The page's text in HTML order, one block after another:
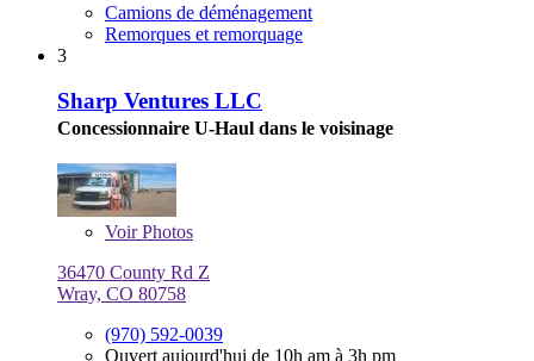
Camions de déménagement
Remorques et remorquage
3
Sharp Ventures LLC
Concessionnaire U-Haul dans le voisinage
VoirPhotos
36470 County Rd Z
Wray, CO 80758
(970) 592-0039
Ouvert aujourd'hui de 10h am à 3h pm